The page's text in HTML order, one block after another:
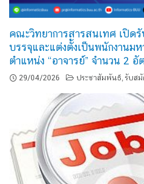
คณะวิทยาการสารสนเทศ เปิด
บรรจุและแต่งตั้งเป็นพนักงานม
ตำแหน่ง “อาจารย์” จำนวน 2 อั
29/04/2026 ประชาสัมพันธ์ รับสมั